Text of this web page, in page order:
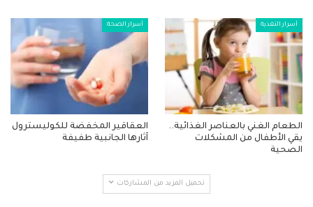
أسرار التغذية
الطعام الغني بالعناصر الغذائية..
يقي الأطفال من المشكلات
الصحية
أسرار الصحة
العقاقير المخفضة للكوليسترول
آثارها الجانبية طفيفة
تحميل المزيد من المشاركات